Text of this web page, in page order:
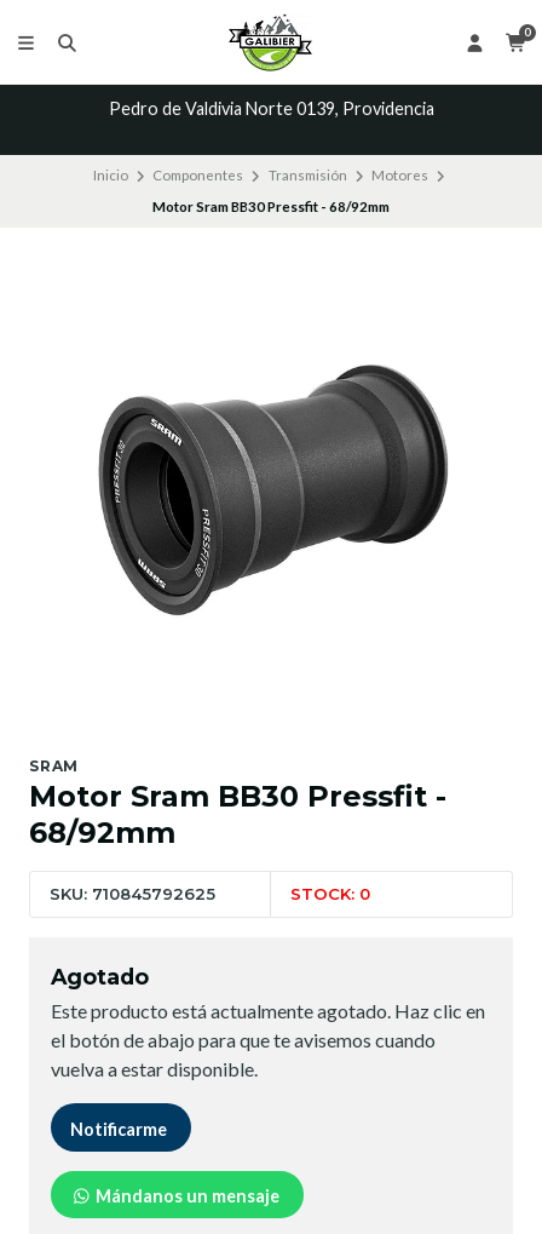
0
Pedro de Valdivia Norte 0139, Providencia
Inicio Componentes Transmisión
Motores
Motor Sram BB30 Pressfit - 68/92mm
SRAM
Motor Sram BB30 Pressfit -
68/92mm
SKU: 710845792625 STOCK: 0
Agotado
Este producto está actualmente agotado. Haz clic en
el botón de abajo para que te avisemos cuando
vuelva a estar disponible.
Notificarme
Mándanos un mensaje